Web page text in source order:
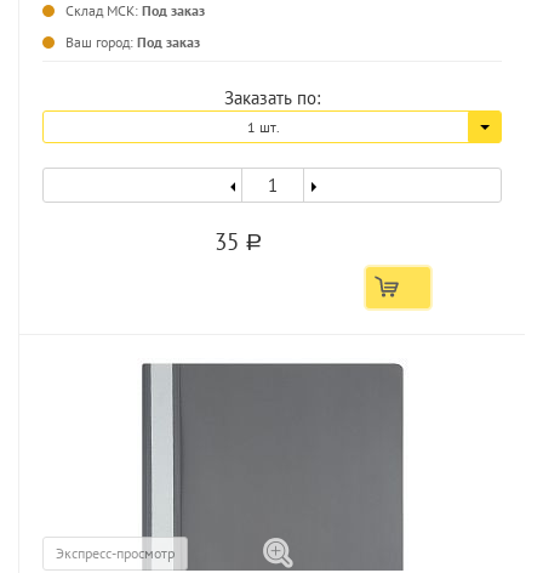
Склад МСК: Под заказ
Ваш город: Под заказ
Заказать по:
1 шт.
35 a
Экспресс-просмотр